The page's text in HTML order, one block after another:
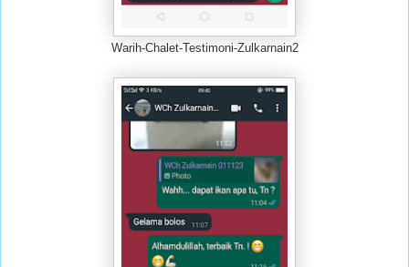
Warih-Chalet-Testimoni-Zulkarnain2